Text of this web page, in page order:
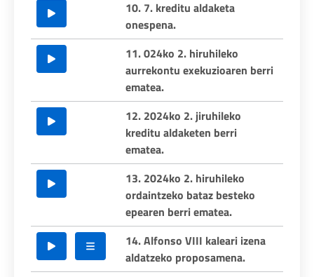
10. 7. kreditu aldaketa
onespena.
11. 024ko 2. hiruhileko
aurrekontu exekuzioaren berri
ematea.
12. 2024ko 2. jiruhileko
kreditu aldaketen berri
ematea.
13. 2024ko 2. hiruhileko
ordaintzeko bataz besteko
epearen berri ematea.
14. Alfonso VIII kaleari izena
aldatzeko proposamena.